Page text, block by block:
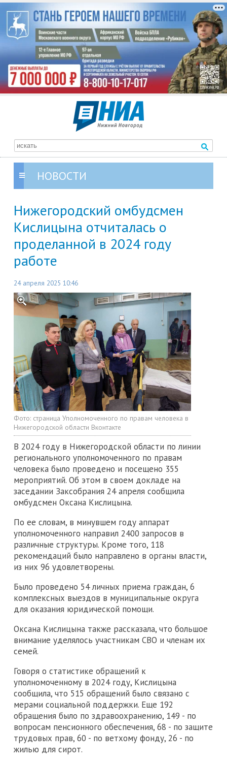
НОВОСТИ
Нижегородский омбудсмен
Кислицына отчиталась о
проделанной в 2024 году
работе
24 апреля 2025 10:46
Фото: страница Уполномоченного по правам человека в
Нижегородской области Вконтакте
В 2024 году в Нижегородской области по линии
регионального уполномоченного по правам
человека было проведено и посещено 355
мероприятий. Об этом в своем докладе на
заседании Заксобрания 24 апреля сообщила
омбудсмен Оксана Кислицына.
По ее словам, в минувшем году аппарат
уполномоченного направил 2400 запросов в
различные структуры. Кроме того, 118
рекомендаций было направлено в органы власти,
из них 96 удовлетворены.
Было проведено 54 личных приема граждан, 6
комплексных выездов в муниципальные округа
для оказания юридической помощи.
Оксана Кислицына также рассказала, что большое
внимание уделялось участникам СВО и членам их
семей.
Говоря о статистике обращений к
уполномоченному в 2024 году, Кислицына
сообщила, что 515 обращений было связано с
мерами социальной поддержки. Еще 192
обращения было по здравоохранению, 149 - по
вопросам пенсионного обеспечения, 68 - по защите
трудовых прав, 60 - по ветхому фонду, 26 - по
жилью для сирот.